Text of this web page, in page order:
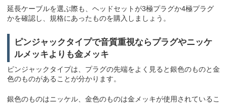
延長ケーブルを選ぶ際も、ヘッドセットが3極プラグか4極プラグ
かを確認し、規格にあったものを購入しましょう。
ピンジャックタイプで音質重視ならプラグやニッケ
ルメッキよりも金メッキ
ピンジャックタイプは、プラグの先端をよく見ると銀色のものと金
色のものがあることが分かります。
銀色のものはニッケル、金色のものは金メッキが使用されているこ